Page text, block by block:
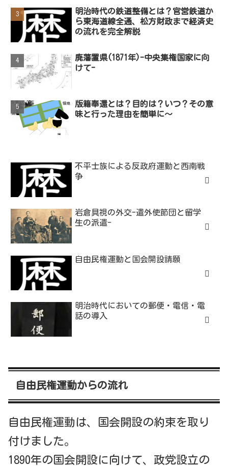
明治時代の鉄道整備とは？官営鉄道か
ら東海道線全通、松方財政まで経済史
の流れを完全解説
廃藩置県(1871年)-中央集権国家に向
けて-
版籍奉還とは？目的は？いつ？その意
味と行った理由を簡単に～
不平士族による反政府運動と西南戦
争
岩倉具視の外交-遣外使節団と留学
生の派遣-
自由民権運動と国会開設請願
明治時代においての郵便・電信・電
話の導入
自由民権運動からの流れ
自由民権運動は、国会開設の約束を取り
付けました。
1890年の国会開設に向けて、政党設立の